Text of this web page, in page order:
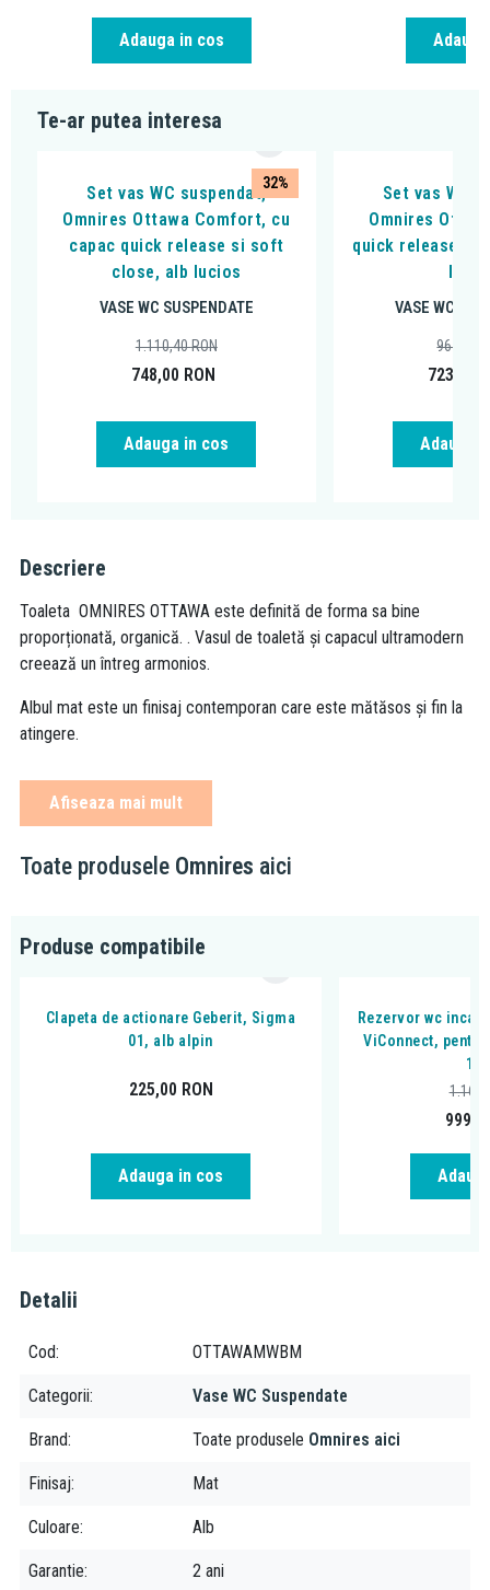
Adauga in cos
Te-ar putea interesa
32%
Set vas WC suspendat,
Omnires Ottawa Comfort, cu
capac quick release si soft
close, alb lucios
VASE WC SUSPENDATE
748,00 RON
1.110,40RON
Adauga in cos
Set vas WC
Omnires
quick release si
VASE WC
723,00
964,46
Adauga
Descriere
Toaleta OMNIRES OTTAWA este definită de forma sa bine
proporționată, organică. . Vasul de toaletă și capacul ultramodern
creează un întreg armonios.
Albul mat este un finisaj contemporan care este mătăsos și fin la
atingere.
material (toaletă): ceramică
lungime: 49 cm
formă fără margine
Afiseaza mai mult
Toate produsele Omnires aici
Produse compatibile
Clapeta de actionare Geberit, Sigma
01, alb alpin
225,00 RON
Adauga in cos
Rezervor wc
ViConnect,
Detalii
Cod OTTAWAMWBM
Categorii Vase WC Suspendate
Brand Toate produsele Omnires aici
Finisaj Mat
Culoare Alb
Garantie 2 ani